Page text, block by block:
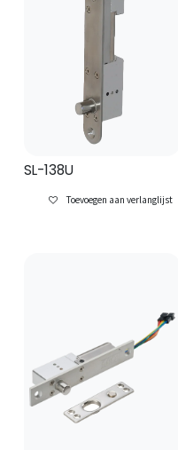
SL-138U
Toevoegen aan verlanglijst